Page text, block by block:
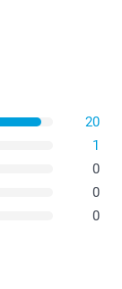
niedriger
empfehlen
Sie
20
1
0
0
0